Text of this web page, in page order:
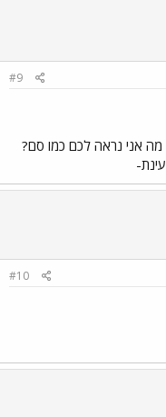
#9
אני נראה לכם כמו סם?
#10